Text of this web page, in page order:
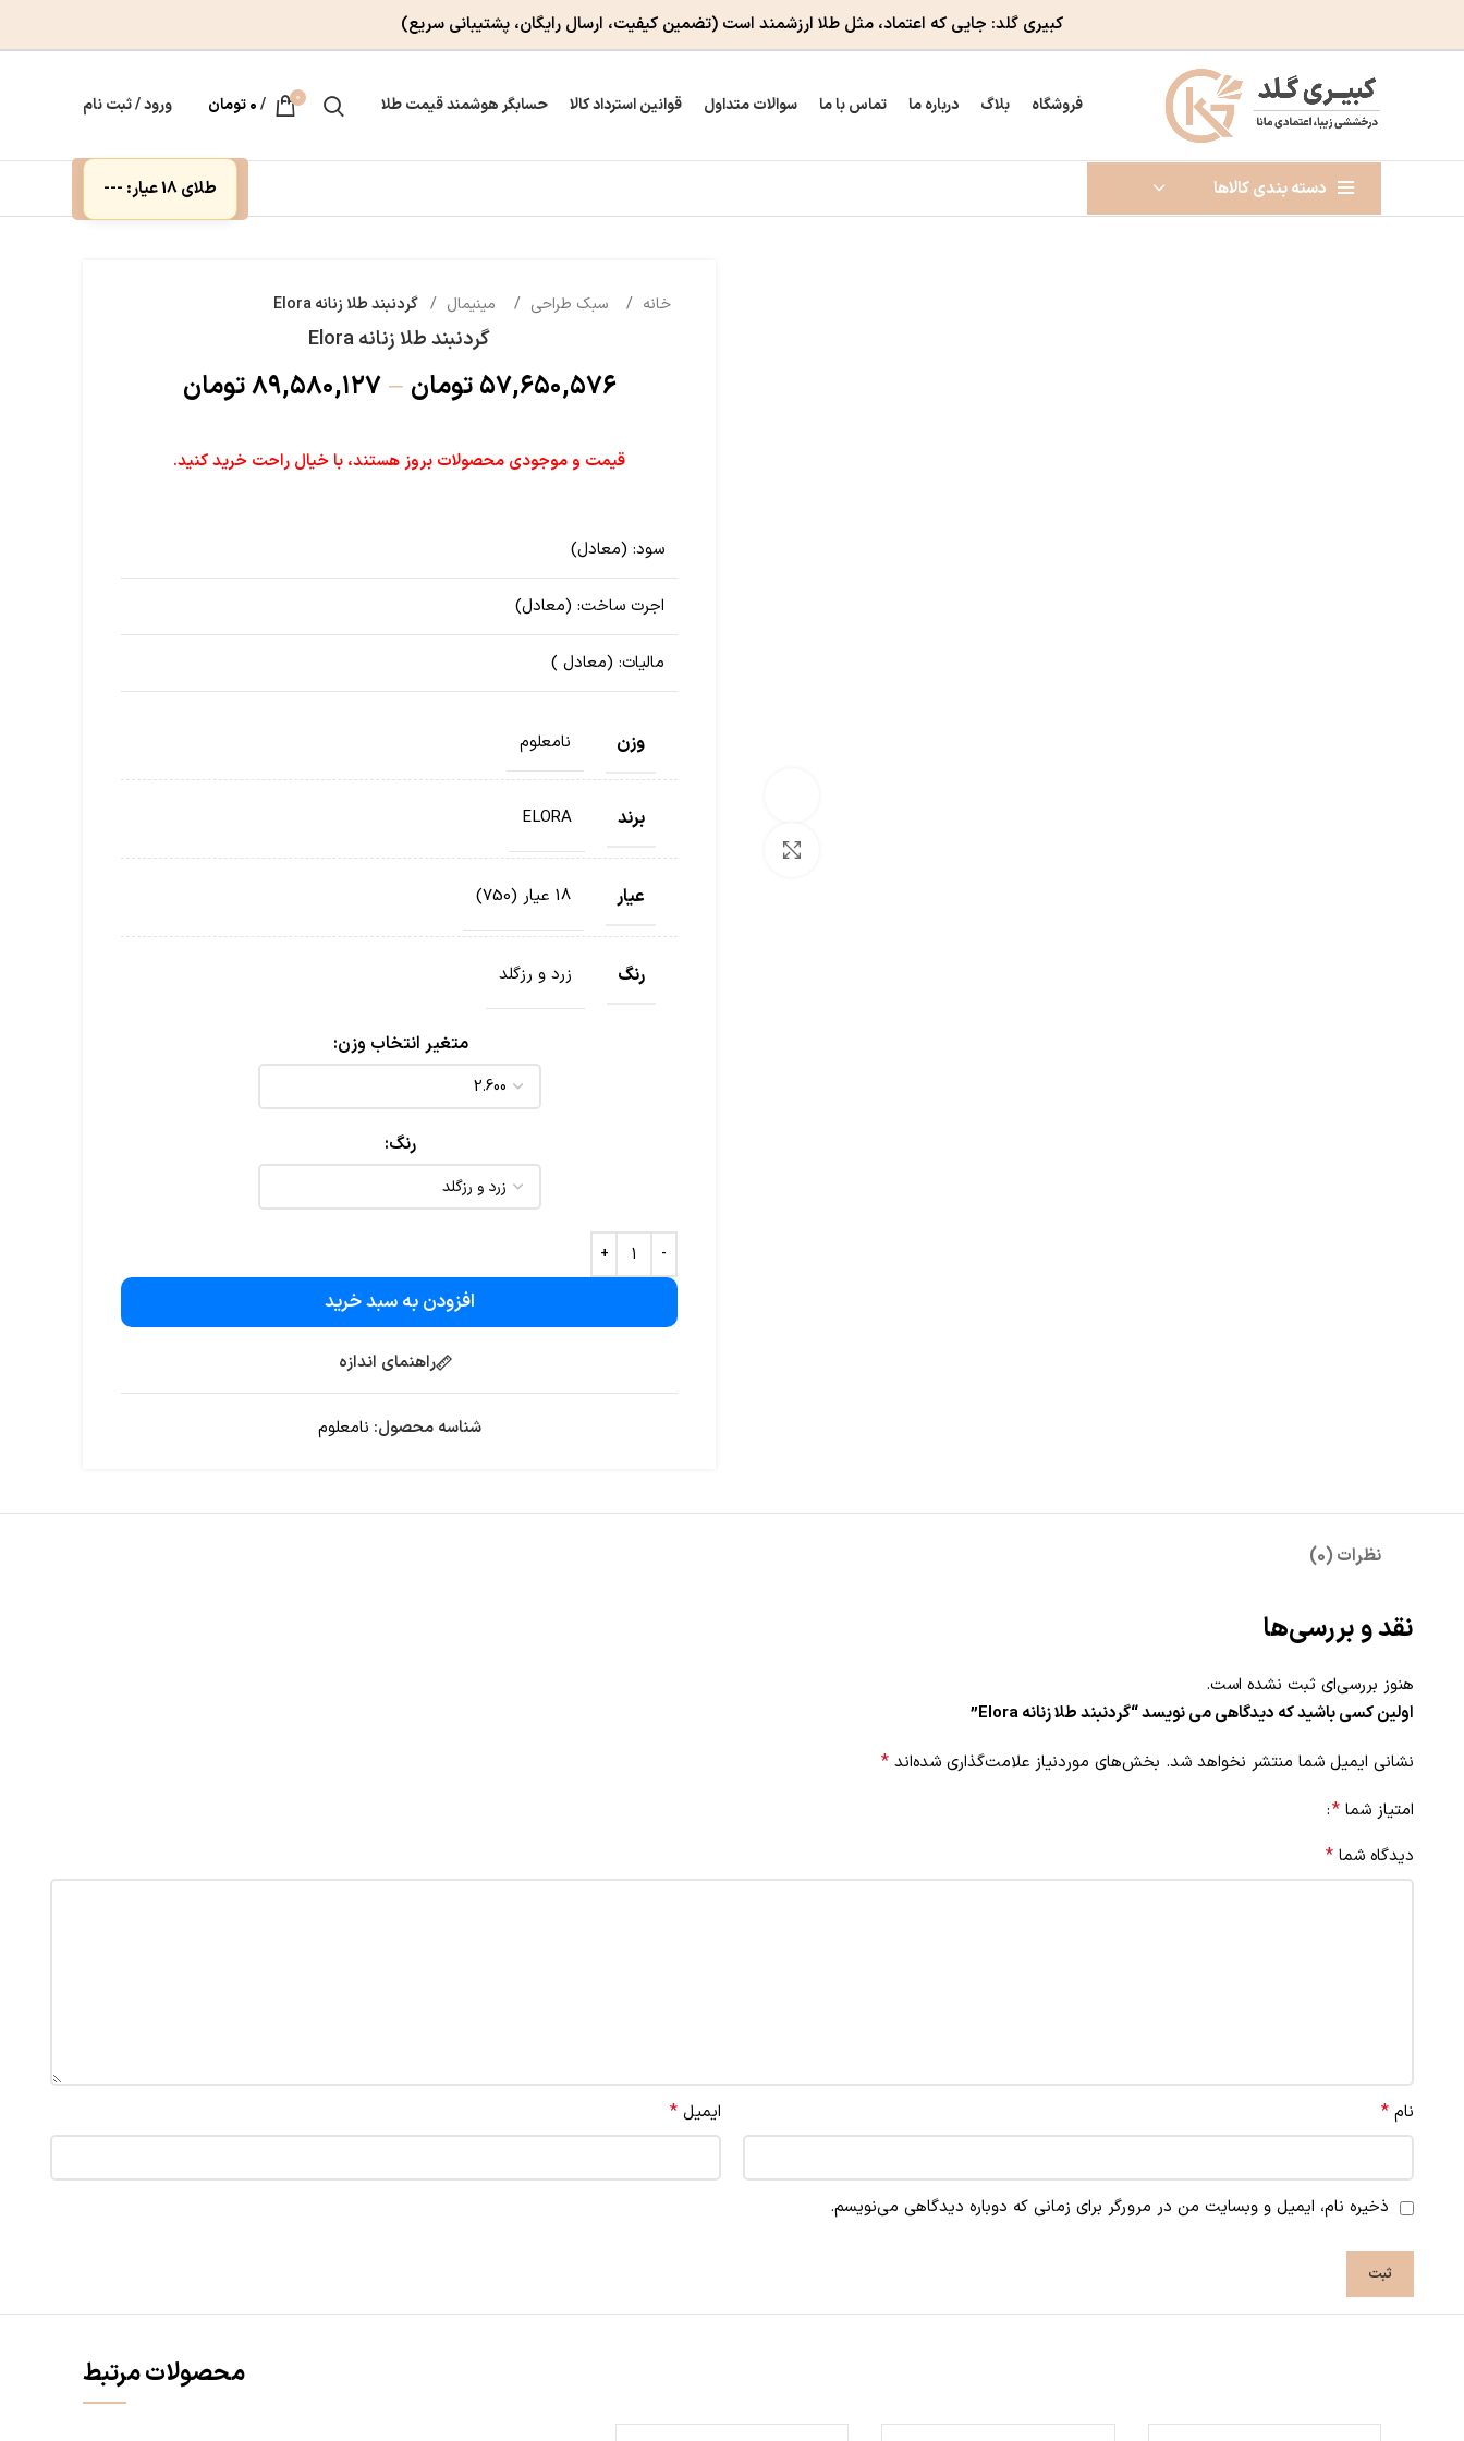
کبیری گلد: جایی که اعتماد، مثل طلا ارزشمند است (تضمین کیفیت، ارسال رایگان، پشتیبانی سریع)
فروشگاه بلاگ درباره ما تماس با ما سوالات متداول قوانین استرداد کالا حسابگر هوشمند قیمت طلا 0
/۰تومان ورود / ثبت نام
دسته بندی کالاها طلای 18 عیار: ---
خانه سبک طراحی مینیمال گردنبند طلا زنانه Elora
گردنبند طلا زنانه Elora
۵۷,۶۵۰,۵۷۶ تومان – ۸۹,۵۸۰,۱۲۷تومان
قیمت و موجودی محصولات بروز هستند، با خیال راحت خرید کنید.
سود: (معادل)
اجرت ساخت: (معادل)
مالیات: (معادل )
وزن نامعلوم
برند ELORA
عیار 18 عیار (750)
رنگ زرد و رزگلد
متغیر انتخاب وزن
رنگ
افزودن به سبد خرید
راهنمای اندازه
شناسه محصول: نامعلوم
نظرات (0)
نقد و بررسی‌ها
هنوز بررسی‌ای ثبت نشده است.
اولین کسی باشید که دیدگاهی می نویسد “گردنبند طلا زنانه Elora”
نشانی ایمیل شما منتشر نخواهد شد. بخش‌های موردنیاز علامت‌گذاری شده‌اند *
امتیاز شما *
دیدگاه شما *
نام * ایمیل *
ذخیره نام، ایمیل و وبسایت من در مرورگر برای زمانی که دوباره دیدگاهی می‌نویسم.
محصولات مرتبط